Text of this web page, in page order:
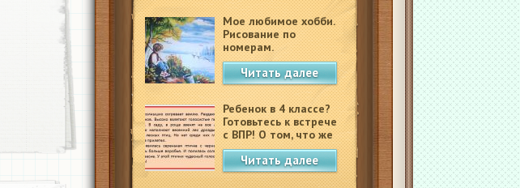
Мое любимое хобби.
Рисование по
номерам.
Читать далее
Ребенок в 4 классе?
Готовьтесь к встрече
с ВПР! О том, что же
это такое.
Читать далее